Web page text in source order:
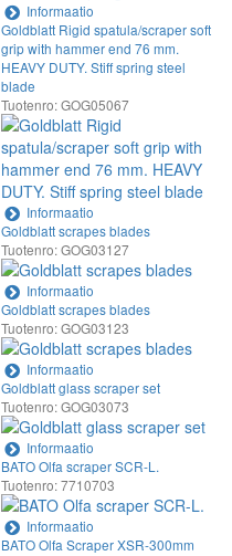
Informaatio
Goldblatt Rigid spatula/scraper soft
grip with hammer end 76 mm.
HEAVY DUTY. Stiff spring steel
blade
Tuotenro: GOG05067
Informaatio
Goldblatt scrapes blades
Tuotenro: GOG03127
Informaatio
Goldblatt scrapes blades
Tuotenro: GOG03123
Informaatio
Goldblatt glass scraper set
Tuotenro: GOG03073
Informaatio
BATO Olfa scraper SCR-L.
Tuotenro: 7710703
Informaatio
BATO Olfa Scraper XSR-300mm